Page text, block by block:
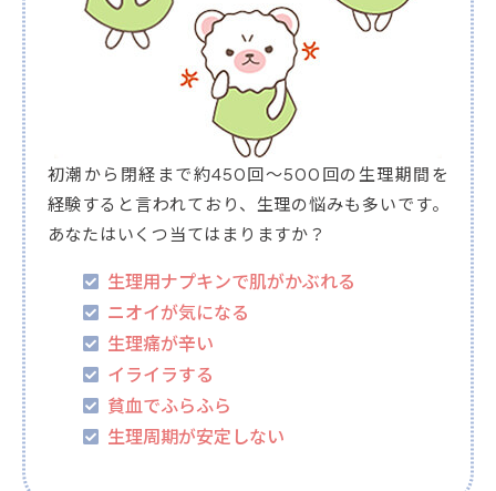
初潮から閉経まで約450回～500回の生理期間を
経験すると言われており、生理の悩みも多いです。
あなたはいくつ当てはまりますか？
生理用ナプキンで肌がかぶれる
ニオイが気になる
生理痛が辛い
イライラする
貧血でふらふら
生理周期が安定しない